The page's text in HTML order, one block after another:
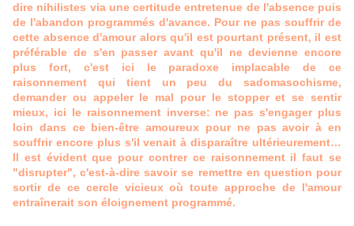
dire nihilistes via une certitude entretenue de l'absence puis
de l'abandon programmés d'avance. Pour ne pas souffrir de
cette absence d'amour alors qu'il est pourtant présent, il est
préférable de s'en passer avant qu'il ne devienne encore
plus fort, c'est ici le paradoxe implacable de ce
raisonnement qui tient un peu du sadomasochisme,
demander ou appeler le mal pour le stopper et se sentir
mieux, ici le raisonnement inverse: ne pas s'engager plus
loin dans ce bien-être amoureux pour ne pas avoir à en
souffrir encore plus s'il venait à disparaître ultérieurement…
Il est évident que pour contrer ce raisonnement il faut se
"disrupter", c'est-à-dire savoir se remettre en question pour
sortir de ce cercle vicieux où toute approche de l'amour
entraînerait son éloignement programmé.